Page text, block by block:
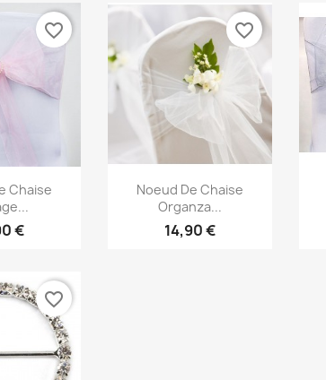
rapide
Chaise
€
favorite_border
Aperçu rapide
Noeud De Chaise
Organza...
14,90 €
favorite_border
favorite_border